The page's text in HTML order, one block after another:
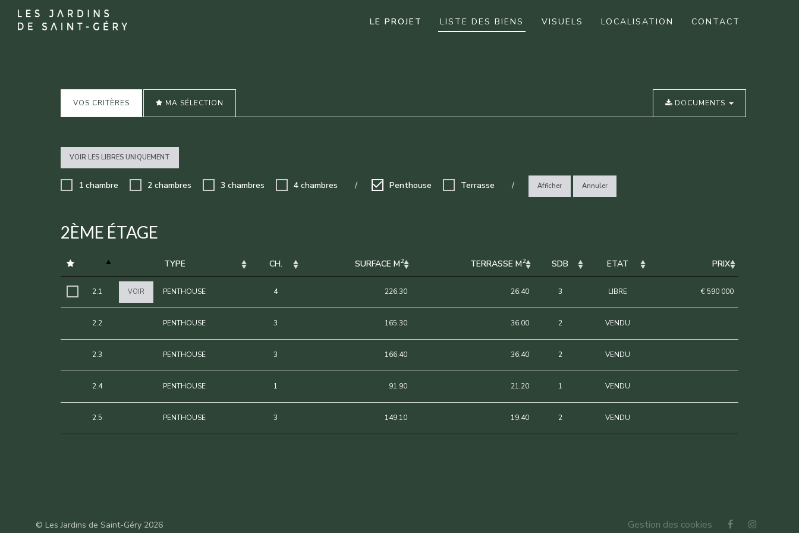
LE PROJET LISTE DES BIENS VISUELS LOCALISATION CONTACT
VOS CRITÈRES MA SÉLECTION DOCUMENTS
VOIR LES LIBRES UNIQUEMENT
1 chambre 2 chambres 3 chambres 4 chambres / Penthouse Terrasse / Afficher Annuler
2ÈME ÉTAGE
TYPE CH. SURFACE M2 TERRASSE M2 SDB ETAT PRIX
2.1 VOIR PENTHOUSE 4 226.30 26.40 3 LIBRE € 590 000
2.2 PENTHOUSE 3 165.30 36.00 2 VENDU
2.3 PENTHOUSE 3 166.40 36.40 2 VENDU
2.4 PENTHOUSE 1 91.90 21.20 1 VENDU
2.5 PENTHOUSE 3 149.10 19.40 2 VENDU
Gestion des cookies
© Les Jardins de Saint-Géry 2026